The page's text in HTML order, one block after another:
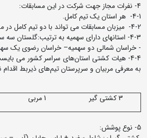
4- نفرات مجاز جهت شرکت در این مسابقات:
4-1- هر استان یک تیم کامل.
4-2- میزبان مسابقات می تواند با دو تیم کامل در مسابقات شرکت نماید.
4-3- استانهای دارای سهمیه به ترتیب:گلستان
- خراسان شمالی دو سهمیه– خراسان رضوی یک
4-4- هیات‌ کشتی استان‌های سراسر کشور می
به معرفی مربیان و سرپرستان تیم‌های ذیربط اقدام
3 کشتی گیر 1 مربی
5- نوع پوشش: